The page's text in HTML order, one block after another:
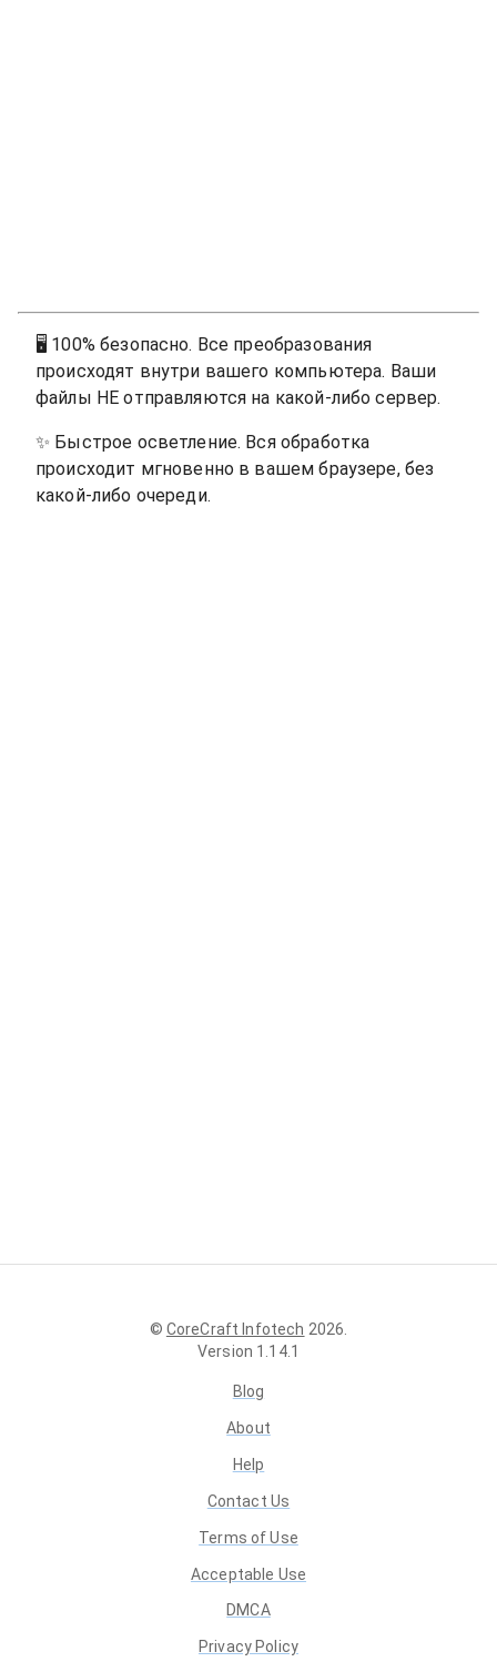
🖥 100% безопасно. Все преобразования
происходят внутри вашего компьютера. Ваши
файлы НЕ отправляются на какой-либо сервер.
✨ Быстрое осветление. Вся обработка
происходит мгновенно в вашем браузере, без
какой-либо очереди.
© CoreCraft Infotech 2026
Version 1.14.1
Blog
About
Help
Contact Us
Terms of Use
Acceptable Use
DMCA
Privacy Policy